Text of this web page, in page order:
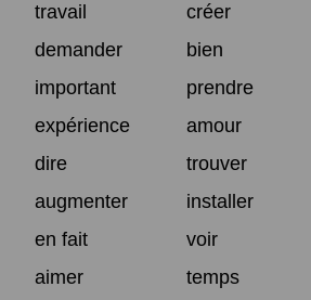
travail
créer
demander
bien
important
prendre
expérience
amour
dire
trouver
augmenter
installer
en fait
voir
aimer
temps